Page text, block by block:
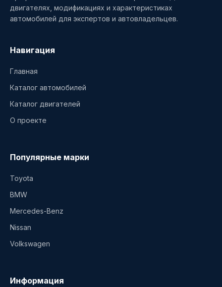
двигателях, модификациях и характеристиках
автомобилей для экспертов и автовладельцев.
Навигация
Главная
Каталог автомобилей
Каталог двигателей
О проекте
Популярные марки
Toyota
BMW
Mercedes-Benz
Nissan
Volkswagen
Информация